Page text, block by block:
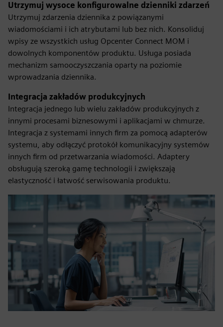
Utrzymuj wysoce konfigurowalne dzienniki zdarzeń
Utrzymuj zdarzenia dziennika z powiązanymi
wiadomościami i ich atrybutami lub bez nich. Konsoliduj
wpisy ze wszystkich usług Opcenter Connect MOM i
dowolnych komponentów produktu. Usługa posiada
mechanizm samooczyszczania oparty na poziomie
wprowadzania dziennika.
Integracja zakładów produkcyjnych
Integracja jednego lub wielu zakładów produkcyjnych z
innymi procesami biznesowymi i aplikacjami w chmurze.
Integracja z systemami innych firm za pomocą adapterów
systemu, aby odłączyć protokół komunikacyjny systemów
innych firm od przetwarzania wiadomości. Adaptery
obsługują szeroką gamę technologii i zwiększają
elastyczność i łatwość serwisowania produktu.